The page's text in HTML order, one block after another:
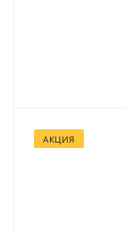
АКЦИЯ